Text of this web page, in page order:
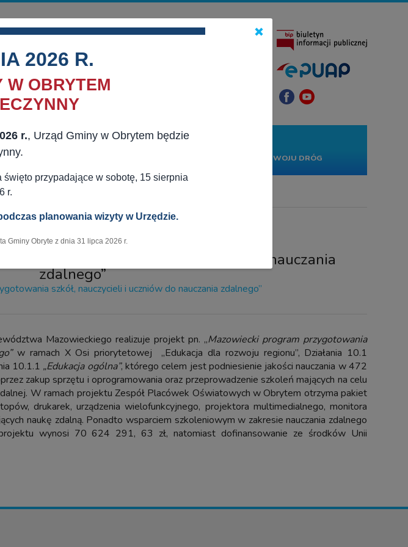
DLA BIZNESU KONTAKT
RZĄDOWY FUNDUSZ ROZWOJU DRÓG
18.02.2022
szkół, nauczycieli i uczniów do nauczania
zdalnego”
Mazowieckiego realizuje projekt pn. „Mazowiecki program przygotowania
w ramach X Osi priorytetowej „Edukacja dla rozwoju regionu”, Działania 10.1
10.1.1 „Edukacja ogólna”, którego celem jest podniesienie jakości nauczania w 472
zakup sprzętu i oprogramowania oraz przeprowadzenie szkoleń mających na celu
W ramach projektu Zespół Placówek Oświatowych w Obrytem otrzyma pakiet
drukarek, urządzenia wielofunkcyjnego, projektora multimedialnego, monitora
naukę zdalną. Ponadto wsparciem szkoleniowym w zakresie nauczania zdalnego
wynosi 70 624 291, 63 zł, natomiast dofinansowanie ze środków Unii
×
2026 R.
W OBRYTEM
r., Urząd Gminy w Obrytem będzie
przypadające w sobotę, 15 sierpnia
r.
planowania wizyty w Urzędzie.
Gminy Obryte z dnia 31 lipca 2026 r.